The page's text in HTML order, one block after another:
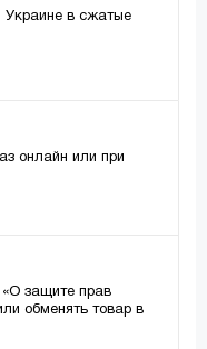
Украине в сжатые
онлайн или при
«О защите прав
обменять товар в